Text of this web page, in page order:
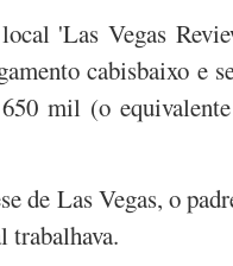
'Las Vegas
cabisbaixo e
mil (o
de Las Vegas, o
trabalhava.